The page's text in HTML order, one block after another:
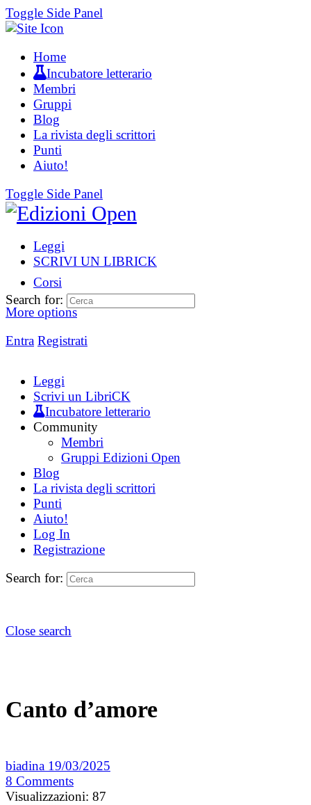
Toggle Side Panel
Home
Incubatore letterario
Membri
Gruppi
Blog
La rivista degli scrittori
Punti
Aiuto!
Toggle Side Panel
Leggi
SCRIVI UN LIBRICK
Corsi
More options
Entra Registrati
Search for:
Leggi
Scrivi un LibriCK
Incubatore letterario
Community
Membri
Gruppi Edizioni Open
Blog
La rivista degli scrittori
Punti
Aiuto!
Log In
Registrazione
Search for:
Close search
Canto d’amore
biadina 19/03/2025
8 Comments
Visualizzazioni: 87